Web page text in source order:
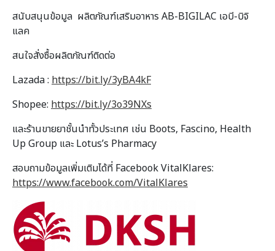
สนับสนุนข้อมูล ผลิตภัณฑ์เสริมอาหาร AB-BIGILAC เอบี-บิจิ
แลค
สนใจสั่งซื้อผลิตภัณฑ์ติดต่อ
Lazada : https://bit.ly/3yBA4kF
Shopee: https://bit.ly/3o39NXs
และร้านขายยาชั้นนำทั้วประเทศ เช่น Boots, Fascino, Health
Up Group และ Lotus’s Pharmacy
สอบถามข้อมูลเพิ่มเติมได้ที่ Facebook VitalKlares:
https://www.facebook.com/VitalKlares